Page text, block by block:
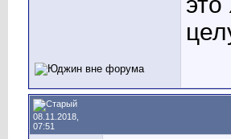
08.11.2018,
07:51